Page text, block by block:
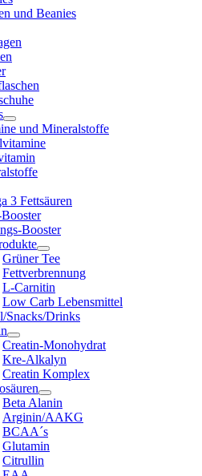
und Beanies
und Mineralstoffe
3 Fettsäuren
Booster
Grüner Tee
Fettverbrennung
L-Carnitin
Low Carb Lebensmittel
Snacks/Drinks
Creatin-Monohydrat
Kre-Alkalyn
Creatin Komplex
Beta Alanin
Arginin/AAKG
BCAA´s
Glutamin
Citrullin